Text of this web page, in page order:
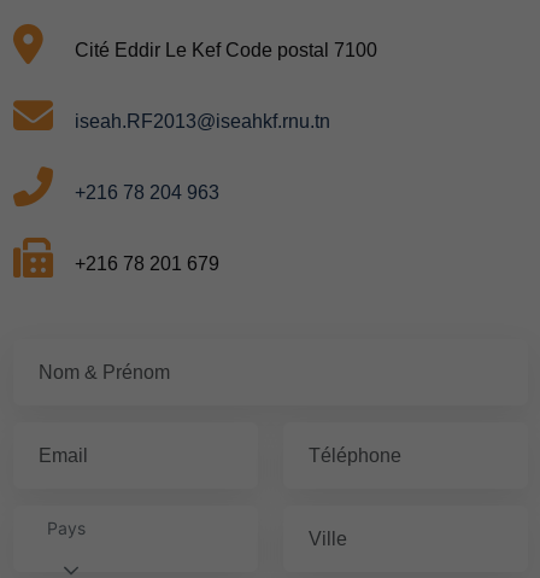
Cité Eddir Le Kef Code postal 7100
iseah.RF2013@iseahkf.rnu.tn
+216 78 204 963
+216 78 201 679
Pays